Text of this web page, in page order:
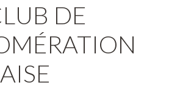
DE